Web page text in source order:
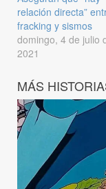
relación directa”
fracking y sismos
domingo, 4 de julio
2021
MÁS